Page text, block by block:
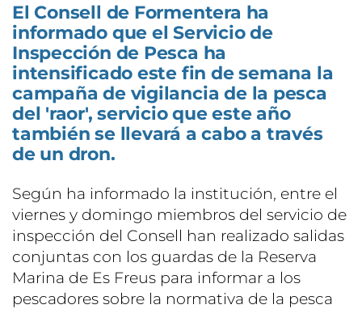
El Consell de Formentera ha
informado que el Servicio de
Inspección de Pesca ha
intensificado este fin de semana la
campaña de vigilancia de la pesca
del 'raor', servicio que este año
también se llevará a cabo a través
de un dron.
Según ha informado la institución, entre el
viernes y domingo miembros del servicio de
inspección del Consell han realizado salidas
conjuntas con los guardas de la Reserva
Marina de Es Freus para informar a los
pescadores sobre la normativa de la pesca